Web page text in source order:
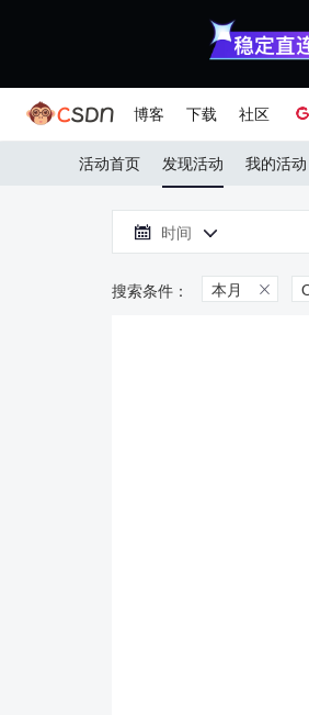
博客 下载 社区
活动首页 发现活动 我的活动
 时间 
本月 